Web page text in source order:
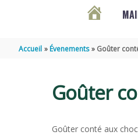
Accueil Évenements Goûter
Goûter
Goûter conté aux